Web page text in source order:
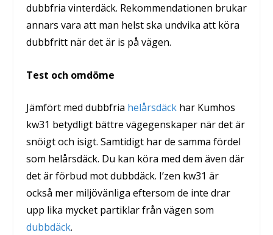
dubbfria vinterdäck. Rekommendationen brukar
annars vara att man helst ska undvika att köra
dubbfritt när det är is på vägen.
Test och omdöme
Jämfört med dubbfria helårsdäckhar Kumhos
kw31 betydligt bättre vägegenskaper när det är
snöigt och isigt. Samtidigt har de samma fördel
som helårsdäck. Du kan köra med dem även där
det är förbud mot dubbdäck. I’zen kw31 är
också mer miljövänliga eftersom de inte drar
upp lika mycket partiklar från vägen som
dubbdäck.